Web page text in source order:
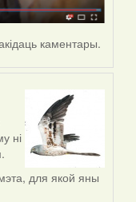
каментары.
ні
для якой яны